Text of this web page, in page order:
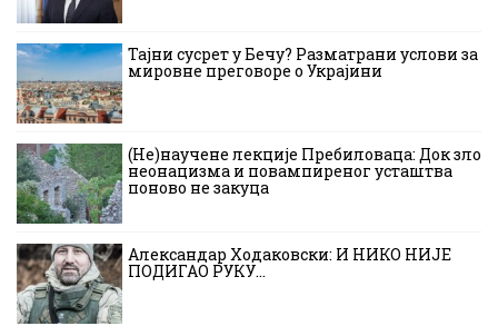
Тајни сусрет у Бечу? Разматрани услови за
мировне преговоре о Украјини
(Не)научене лекције Пребиловаца: Док зло
неонацизма и повампиреног усташтва
поново не закуца
Александар Ходаковски: И НИКО НИЈЕ
ПОДИГАО РУКУ…